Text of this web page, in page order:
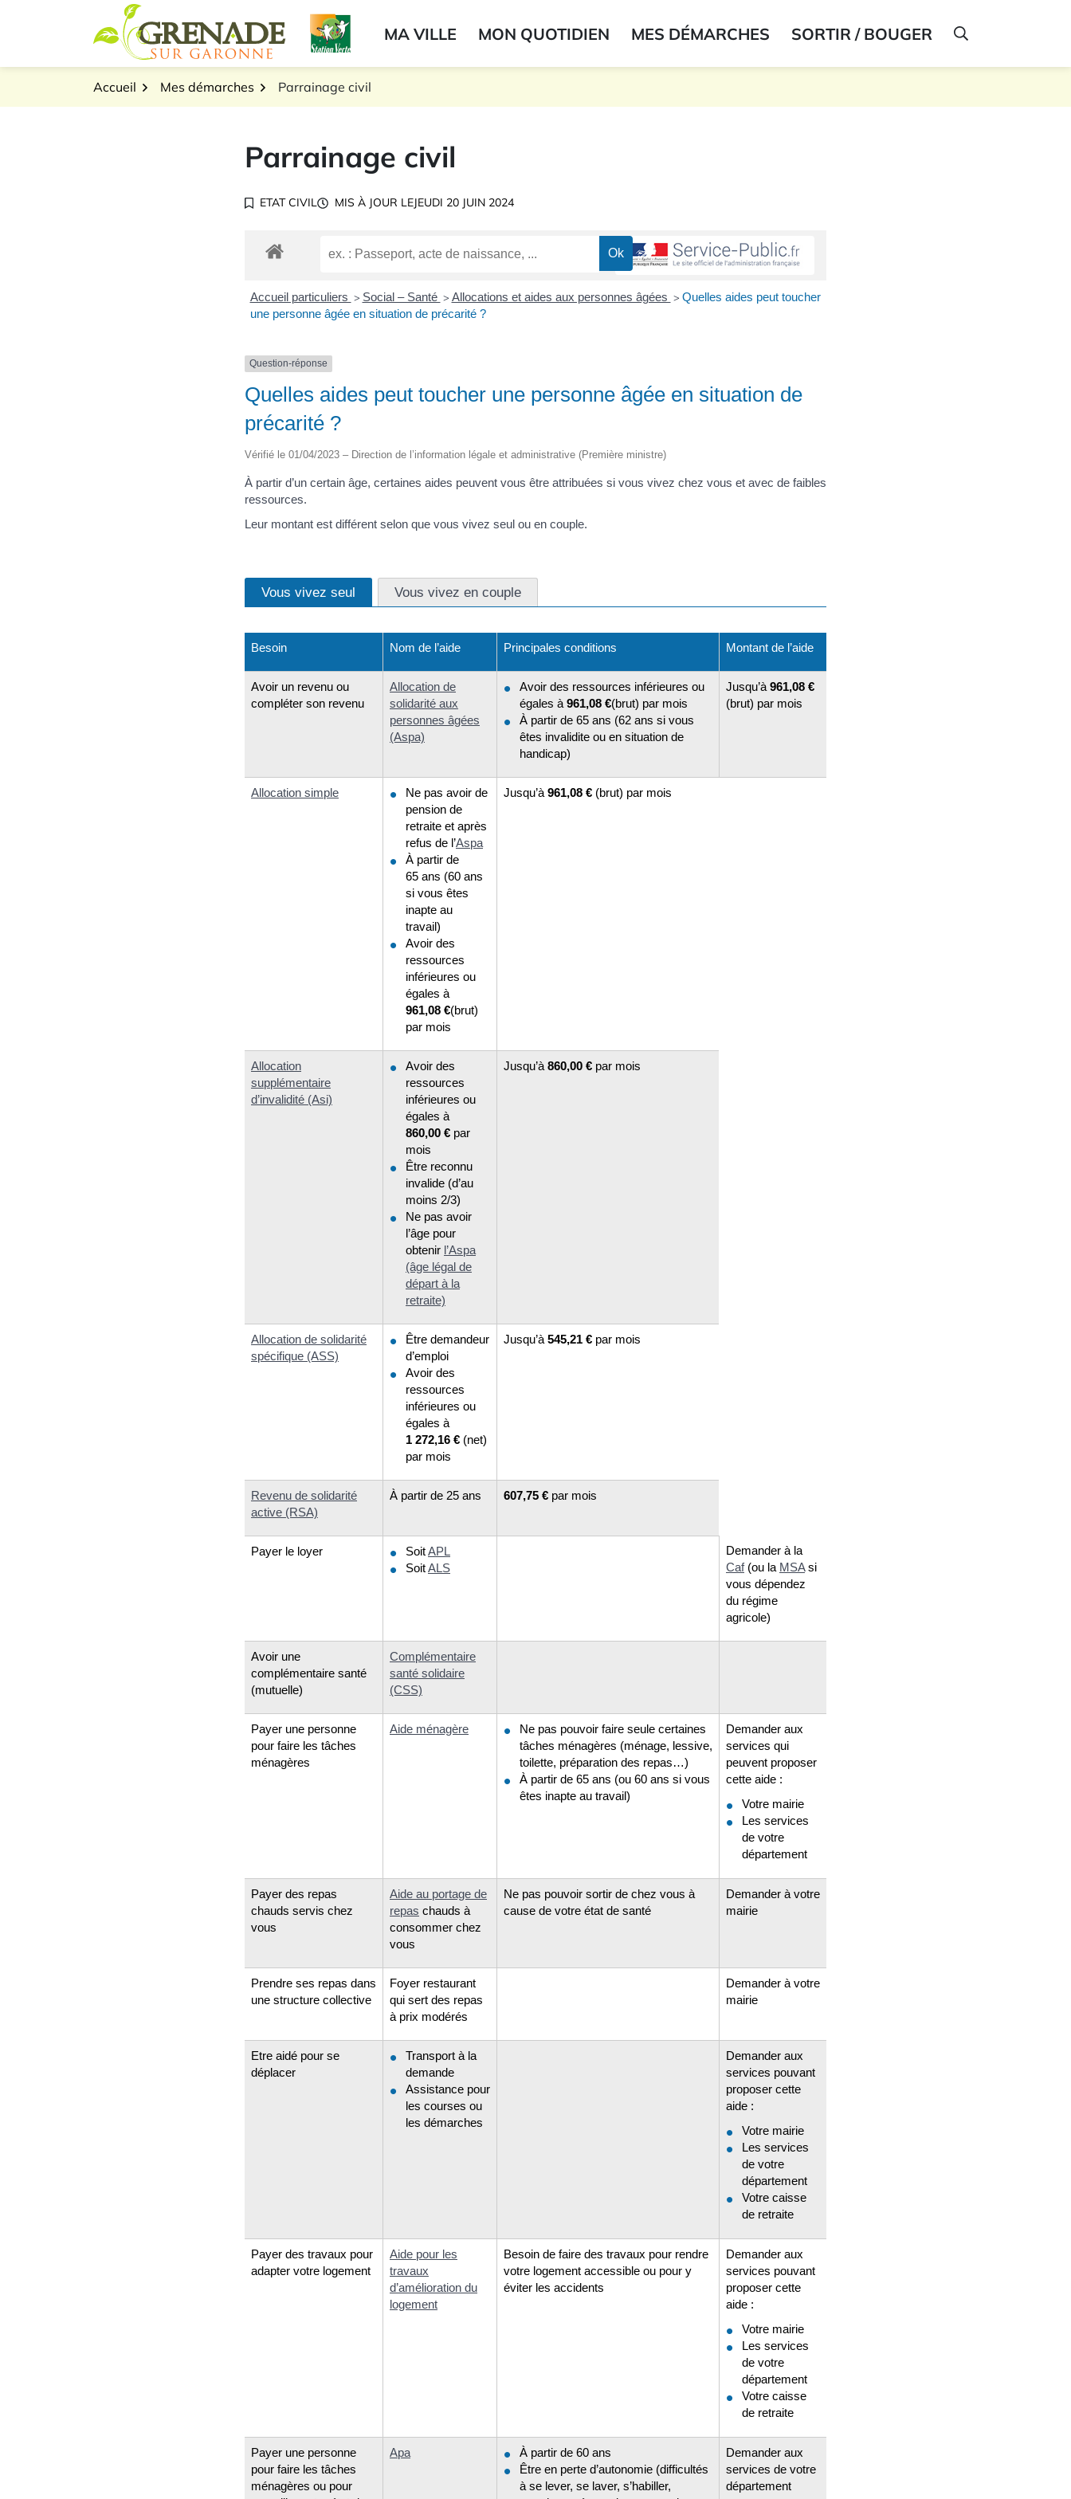
Logo Grenade sur GaronneMA VILLE MON QUOTIDIEN MES DÉMARCHES SORTIR / BOUGER AFFICHER LA
Accueil Mes démarches Parrainage civil
Parrainage civil
ETAT CIVIL MIS À JOUR LEJEUDI 20 JUIN 2024
Accueil particuliers > Social – Santé > Allocations et aides aux personnes âgées > Quelles aides peut toucher
une personne âgée en situation de précarité ?
Question-réponse
Quelles aides peut toucher une personne âgée en situation de
précarité ?
Vérifié le 01/04/2023 – Direction de l’information légale et administrative (Première ministre)
À partir d’un certain âge, certaines aides peuvent vous être attribuées si vous vivez chez vous et avec de faibles
ressources.
Leur montant est différent selon que vous vivez seul ou en couple.
Vous vivez seul Vous vivez en couple
Besoin Nom de l’aide Principales conditions Montant de l’aide
Avoir un revenu ou
compléter son revenu
Allocation de
solidarité aux
personnes âgées
(Aspa)
Avoir des ressources inférieures ou
égales à 961,08 €(brut) par mois
À partir de 65 ans (62 ans si vous
êtes invalidite ou en situation de
handicap)
Jusqu’à 961,08 €
(brut) par mois
Allocation simple
Ne pas avoir de
pension de
retraite et après
refus de l’Aspa
À partir de
65 ans (60 ans
si vous êtes
inapte au
travail)
Avoir des
ressources
inférieures ou
égales à
961,08 €(brut)
par mois
Jusqu’à 961,08 € (brut) par mois
Allocation
supplémentaire
d’invalidité (Asi)
Avoir des
ressources
inférieures ou
égales à
860,00 € par
mois
Être reconnu
invalide (d’au
moins 2/3)
Ne pas avoir
l’âge pour
obtenir l’Aspa
(âge légal de
départ à la
retraite)
Jusqu’à 860,00 € par mois
Allocation de solidarité
spécifique (ASS)
Être demandeur
d’emploi
Avoir des
ressources
inférieures ou
égales à
1 272,16 € (net)
par mois
Jusqu’à 545,21 € par mois
Revenu de solidarité
active (RSA)
À partir de 25 ans 607,75 € par mois
Payer le loyer SoitAPL
SoitALS
Demander à la
Caf(ou la MSAsi
vous dépendez
du régime
agricole)
Avoir une
complémentaire santé
(mutuelle)
Complémentaire
santé solidaire
(CSS)
Payer une personne
pour faire les tâches
ménagères
Aide ménagère
Ne pas pouvoir faire seule certaines
tâches ménagères (ménage, lessive,
toilette, préparation des repas…)
À partir de 65 ans (ou 60 ans si vous
êtes inapte au travail)
Demander aux
services qui
peuvent proposer
cette aide :
Votre mairie
Les services
de votre
département
Payer des repas
chauds servis chez
vous
Aide au portage de
repas chauds à
consommer chez
vous
Ne pas pouvoir sortir de chez vous à
cause de votre état de santé
Demander à votre
mairie
Prendre ses repas dans
une structure collective
Foyer restaurant
qui sert des repas
à prix modérés
Demander à votre
mairie
Etre aidé pour se
déplacer
Transport à la
demande
Assistance pour
les courses ou
les démarches
Demander aux
services pouvant
proposer cette
aide :
Votre mairie
Les services
de votre
département
Votre caisse
de retraite
Payer des travaux pour
adapter votre logement
Aide pour les
travaux
d’amélioration du
logement
Besoin de faire des travaux pour rendre
votre logement accessible ou pour y
éviter les accidents
Demander aux
services pouvant
proposer cette
aide :
Votre mairie
Les services
de votre
département
Votre caisse
de retraite
Payer une personne
pour faire les tâches
ménagères ou pour
Apa
À partir de 60 ans
Être en perte d’autonomie (difficultés
à se lever, se laver, s’habiller,
Demander aux
services de votre
département